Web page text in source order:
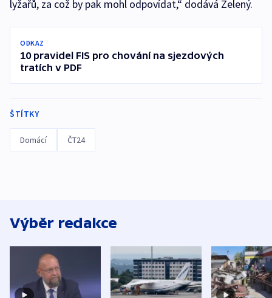
lyžařů, za což by pak mohl odpovídat,“ dodává Zelený.
ODKAZ
10 pravidel FIS pro chování na sjezdových
tratích v PDF
ŠTÍTKY
Domácí ČT24
Výběr redakce